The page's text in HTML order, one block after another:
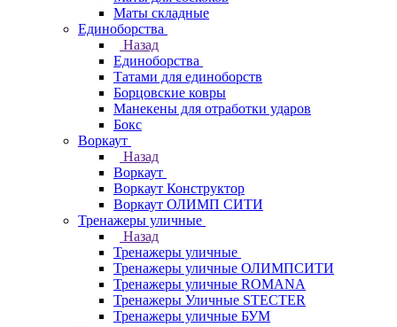
Маты складные
Единоборства
Назад
Единоборства
Татами для единоборств
Борцовские ковры
Манекены для отработки ударов
Бокс
Воркаут
Назад
Воркаут
Воркаут Конструктор
Воркаут ОЛИМП СИТИ
Тренажеры уличные
Назад
Тренажеры уличные
Тренажеры уличные ОЛИМПСИТИ
Тренажеры уличные ROMANA
Тренажеры Уличные STECTER
Тренажеры уличные БУМ